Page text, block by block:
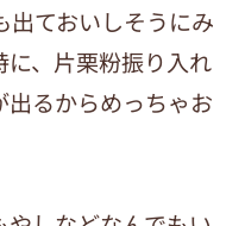
出ておいしそうにみ
に、片栗粉振り入れ
出るからめっちゃお